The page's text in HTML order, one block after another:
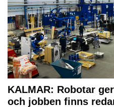
KALMAR: Robotar
och jobben finns